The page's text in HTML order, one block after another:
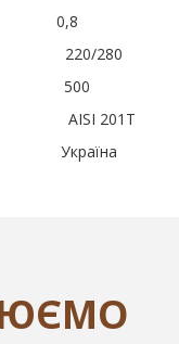
0,8
280
500
201Т